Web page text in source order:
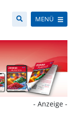
MENÜ
- Anzeige -